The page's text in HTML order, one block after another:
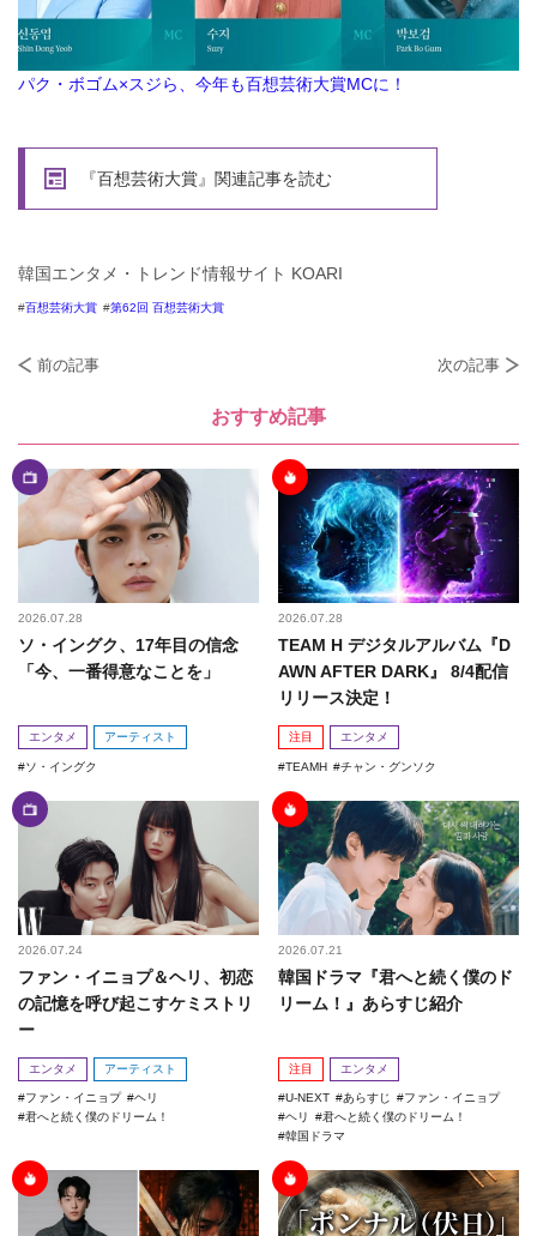
パク・ボゴム×スジら、今年も百想芸術大賞MCに！
『百想芸術大賞』関連記事を読む
韓国エンタメ・トレンド情報サイト KOARI
百想芸術大賞 第62回 百想芸術大賞
前の記事 次の記事
おすすめ記事
2026.07.28
ソ・イングク、17年目の信念
「今、一番得意なことを」
エンタメ アーティスト
ソ・イングク
2026.07.28
TEAM H デジタルアルバム『D
AWN AFTER DARK』 8/4配信
リリース決定！
注目 エンタメ
TEAMH チャン・グンソク
2026.07.24
ファン・イニョプ＆ヘリ、初恋
の記憶を呼び起こすケミストリ
ー
エンタメ アーティスト
ファン・イニョプ
ヘリ
君へと続く僕のドリーム！
2026.07.21
韓国ドラマ『君へと続く僕のド
リーム！』あらすじ紹介
注目 エンタメ
U-NEXT あらすじ
ファン・イニョプ
ヘリ
君へと続く僕のドリーム！
韓国ドラマ